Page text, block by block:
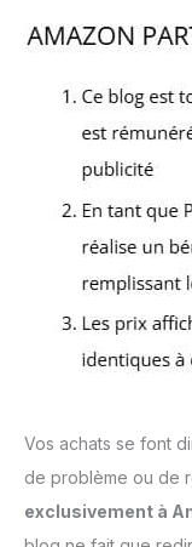
Vos achats se font
de problème ou de
exclusivement à